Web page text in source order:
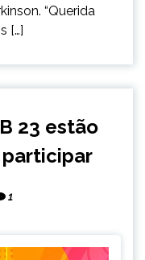
“Querida
[…]
23 estão
1